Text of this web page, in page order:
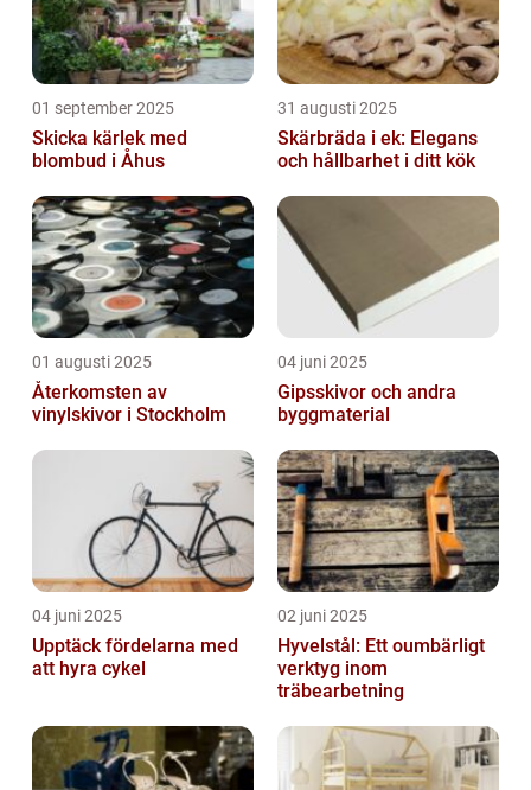
01 september 2025
Skicka kärlek med
blombud i Åhus
31 augusti 2025
Skärbräda i ek: Elegans
och hållbarhet i ditt kök
01 augusti 2025
Återkomsten av
vinylskivor i Stockholm
04 juni 2025
Gipsskivor och andra
byggmaterial
04 juni 2025
Upptäck fördelarna med
att hyra cykel
02 juni 2025
Hyvelstål: Ett oumbärligt
verktyg inom
träbearbetning